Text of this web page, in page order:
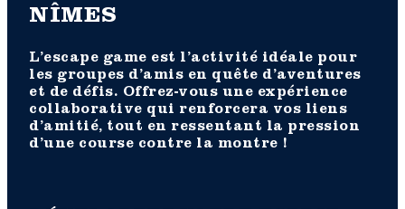
NÎMES
L’escape game est l’activité idéale pour
les groupes d’amis en quête d’aventures
et de défis. Offrez-vous une expérience
collaborative qui renforcera vos liens
d’amitié, tout en ressentant la pression
d’une course contre la montre !